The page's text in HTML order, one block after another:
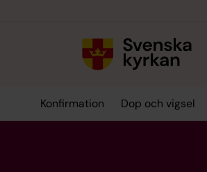
Konfirmation Dop och vigsel